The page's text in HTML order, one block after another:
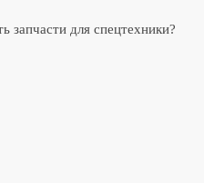
запчасти для спецтехники?